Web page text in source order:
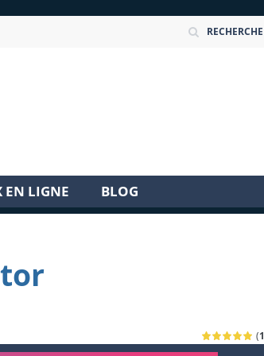
RECHERCHE
EN LIGNE BLOG
(1